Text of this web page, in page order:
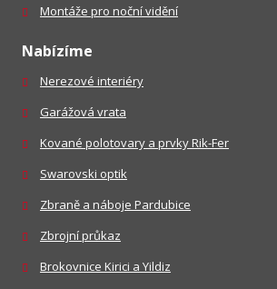
Montáže pro noční vidění
Nabízíme
Nerezové interiéry
Garážová vrata
Kované polotovary a prvky Rik-Fer
Swarovski optik
Zbraně a náboje Pardubice
Zbrojní průkaz
Brokovnice Kirici a Yildiz